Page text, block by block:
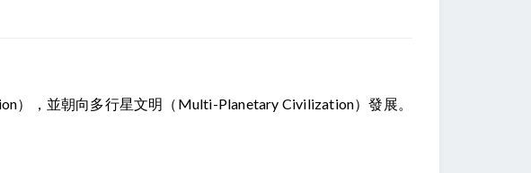
），並朝向多行星文明（Multi-Planetary Civilization）發展。